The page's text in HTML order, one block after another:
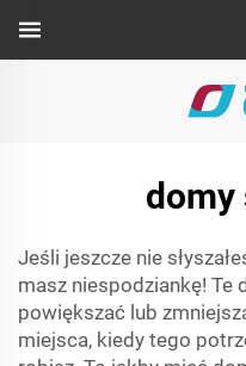
domy
Jeśli jeszcze nie
masz niespodziankę!
powiększać lub
miejsca, kiedy tego